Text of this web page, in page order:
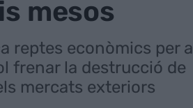
mesos
reptes econòmics per a
frenar la destrucció de
mercats exteriors